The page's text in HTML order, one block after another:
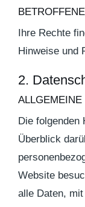
Ihre Rechte
Hinweise und
2.
Die folgenden
Überblick
Website
alle Daten,